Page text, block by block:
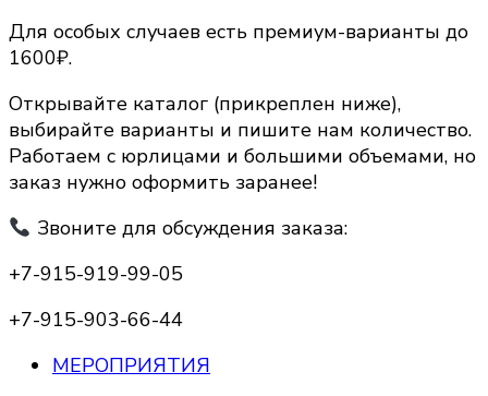
Для особых случаев есть премиум-варианты до
1600₽.
Открывайте каталог (прикреплен ниже),
выбирайте варианты и пишите нам количество.
Работаем с юрлицами и большими объемами, но
заказ нужно оформить заранее!
Звоните для обсуждения заказа:
+7-915-919-99-05
+7-915-903-66-44
МЕРОПРИЯТИЯ